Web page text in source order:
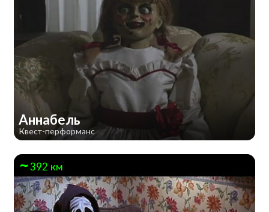
Аннабель
Квест-перформанс
392 км